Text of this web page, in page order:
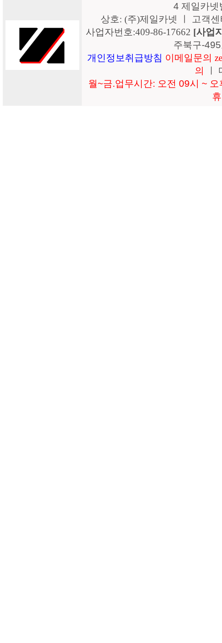
4 제일카
상호: (주)제일카넷 ㅣ 고객
사업자번호:409-86-17662 [사업
주북구-
개인정보취급방침 이메일문의
의
월~금.업무시간: 오전 09시 ~